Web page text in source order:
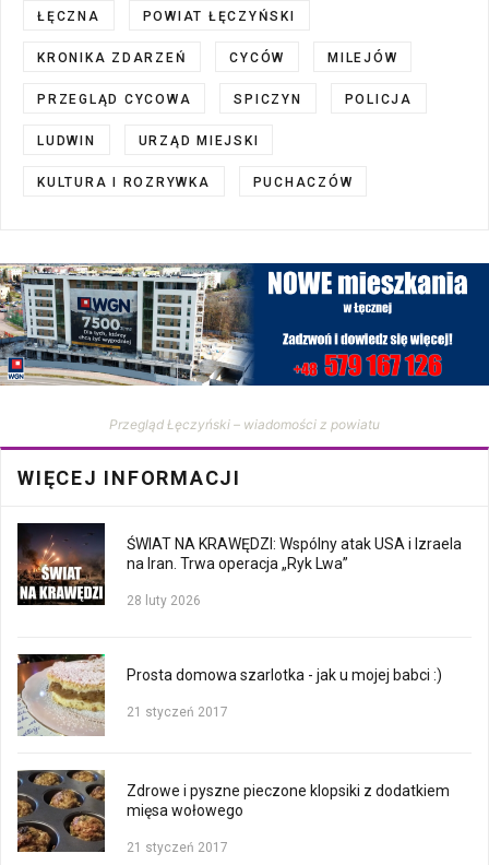
ŁĘCZNA POWIAT ŁĘCZYŃSKI
KRONIKA ZDARZEŃ CYCÓW MILEJÓW
PRZEGLĄD CYCOWA SPICZYN POLICJA
LUDWIN URZĄD MIEJSKI
KULTURA I ROZRYWKA PUCHACZÓW
Przegląd Łęczyński – wiadomości z powiatu
WIĘCEJ INFORMACJI
ŚWIAT NA KRAWĘDZI: Wspólny atak USA i Izraela
na Iran. Trwa operacja „Ryk Lwa”
28 luty 2026
Prosta domowa szarlotka - jak u mojej babci :)
21 styczeń 2017
Zdrowe i pyszne pieczone klopsiki z dodatkiem
mięsa wołowego
21 styczeń 2017